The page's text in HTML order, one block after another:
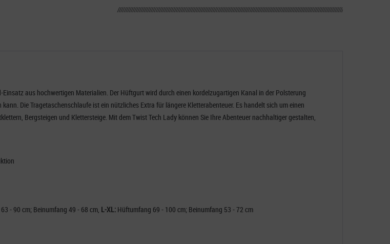
aus hochwertigen Materialien. Der Hüftgurt wird durch einen kordelzugartigen Kanal in der Polsterung
Die Tragetaschenschlaufe ist ein nützliches Extra für längere Kletterabenteuer. Es handelt sich um einen
Bergsteigen und Klettersteige. Mit dem Twist Tech Lady können Sie Ihre Abenteuer nachhaltiger gestalten,
- 90 cm; Beinumfang 49 - 68 cm, L-XL: Hüftumfang 69 - 100 cm; Beinumfang 53 - 72 cm